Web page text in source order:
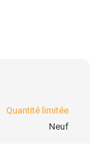
Quantité limitée
Neuf